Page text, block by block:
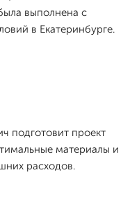
выполнена с
в Екатеринбурге.
подготовит проект
материалы и
расходов.